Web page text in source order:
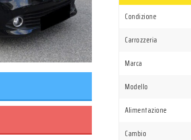
Condizione
Carrozzeria
Marca
Modello
Alimentazione
Cambio